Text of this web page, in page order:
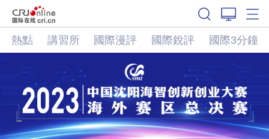
熱點 講習所 國際漫評 國際銳評 國際3分鐘